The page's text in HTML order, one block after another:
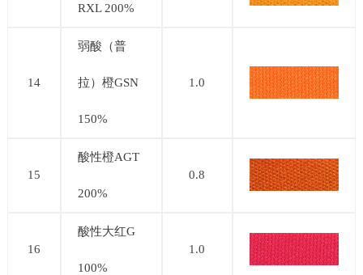
RXL 200%
14
弱酸（普
拉）橙GSN
150%
1.0
15
酸性橙AGT
200%
0.8
16
酸性大红G
100%
1.0